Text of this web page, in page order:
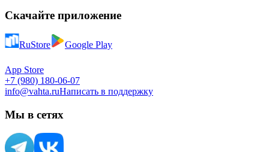
Скачайте приложение
RuStore Google Play
App Store
+7 (980) 180-06-07
info@vahta.ruНаписать в поддержку
Мы в сетях